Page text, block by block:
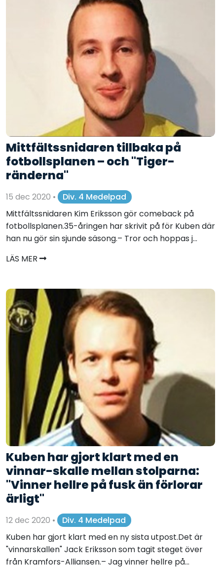
Mittfältssnidaren tillbaka på
fotbollsplanen – och "Tiger-
ränderna"
15 dec 2020 •
Div. 4 Medelpad
Mittfältssnidaren Kim Eriksson gör comeback på
fotbollsplanen.35-åringen har skrivit på för Kuben där
han nu gör sin sjunde säsong.– Tror och hoppas j...
LÄS MER
Kuben har gjort klart med en
vinnar-skalle mellan stolparna:
"Vinner hellre på fusk än förlorar
ärligt"
12 dec 2020 •
Div. 4 Medelpad
Kuben har gjort klart med en ny sista utpost.Det är
"vinnarskallen" Jack Eriksson som tagit steget över
från Kramfors-Alliansen.– Jag vinner hellre på...